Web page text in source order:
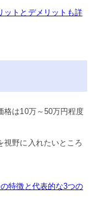
ットとデメリットも詳
格は10万～50万円程度
視野に入れたいところ
特徴と代表的な3つの